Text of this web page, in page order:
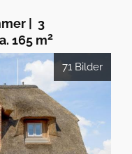
3
165 m2
71 Bilder